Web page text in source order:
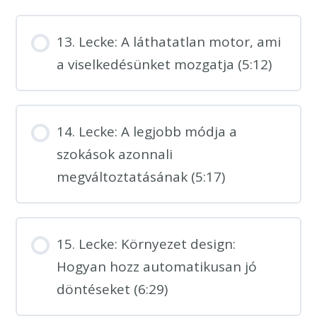
13. Lecke: A láthatatlan motor, ami
a viselkedésünket mozgatja (5:12)
14. Lecke: A legjobb módja a
szokások azonnali
megváltoztatásának (5:17)
15. Lecke: Környezet design:
Hogyan hozz automatikusan jó
döntéseket (6:29)